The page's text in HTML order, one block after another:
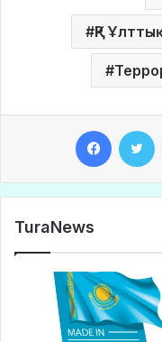
ҚР
TuraNews